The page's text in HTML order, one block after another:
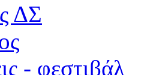
ΔΣ
- φεστιβάλ